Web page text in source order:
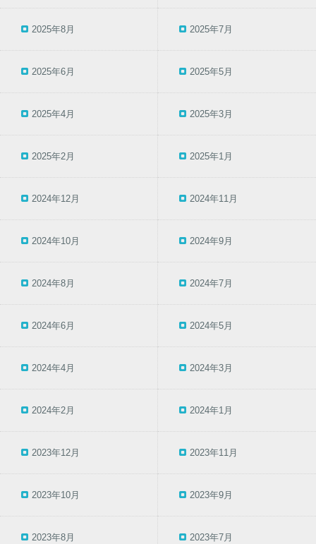
2025年8月 2025年7月
2025年6月 2025年5月
2025年4月 2025年3月
2025年2月 2025年1月
2024年12月 2024年11月
2024年10月 2024年9月
2024年8月 2024年7月
2024年6月 2024年5月
2024年4月 2024年3月
2024年2月 2024年1月
2023年12月 2023年11月
2023年10月 2023年9月
2023年8月 2023年7月